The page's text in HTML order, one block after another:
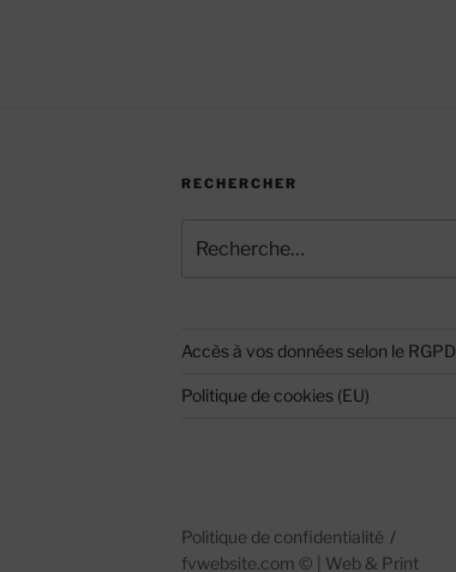
RECHERCHER
pour
Accès à vos données selon le RGPD
Politique de cookies (EU)
Politique de confidentialité
fvwebsite.com © | Web & Print